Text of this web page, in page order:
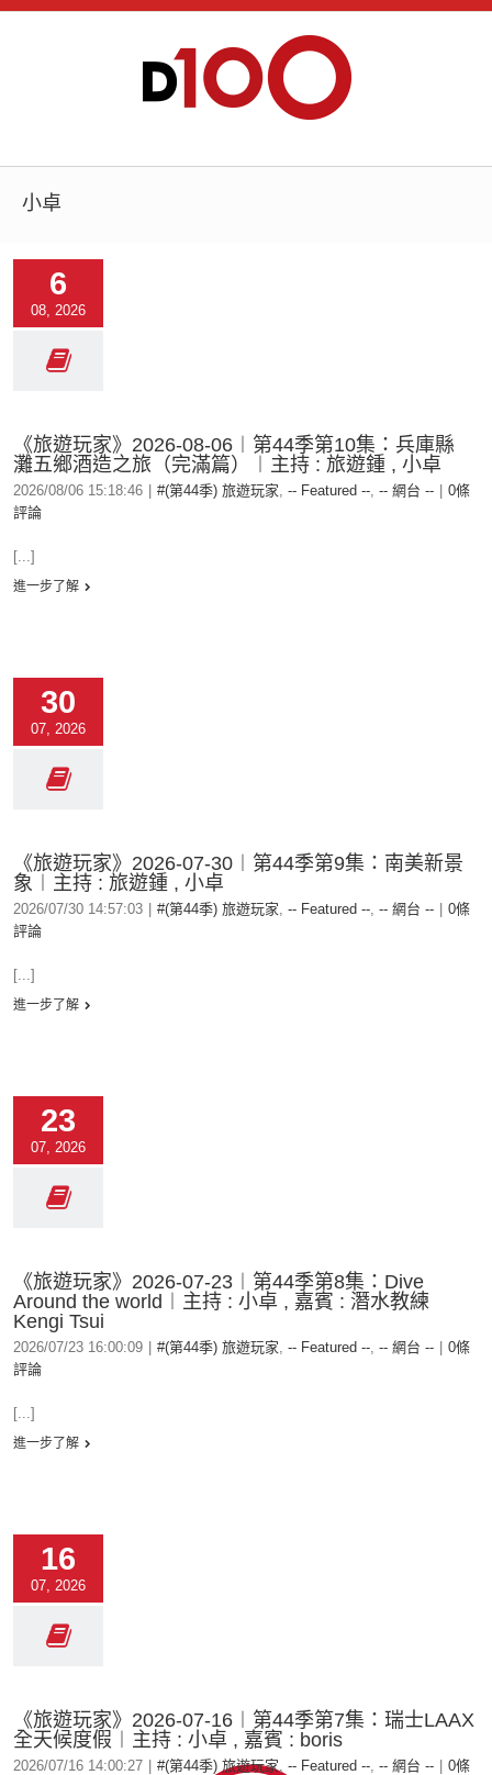
小卓
6
08, 2026
《旅遊玩家》2026-08-06︱第44季第10集：兵庫縣
灘五鄉酒造之旅（完滿篇）︱主持 : 旅遊鍾 , 小卓
2026/08/06 15:18:46 #(第44季) 旅遊玩家, -- Featured --, -- 網台 --
0條
評論
[...]
進一步了解
30
07, 2026
《旅遊玩家》2026-07-30︱第44季第9集：南美新景
象︱主持 : 旅遊鍾 , 小卓
2026/07/30 14:57:03 #(第44季) 旅遊玩家, -- Featured --, -- 網台 --
0條
評論
[...]
進一步了解
23
07, 2026
《旅遊玩家》2026-07-23︱第44季第8集：Dive
Around the world︱主持 : 小卓 , 嘉賓 : 潛水教練
Kengi Tsui
2026/07/23 16:00:09 #(第44季) 旅遊玩家, -- Featured --, -- 網台 --
0條
評論
[...]
進一步了解
16
07, 2026
《旅遊玩家》2026-07-16︱第44季第7集：瑞士LAAX
全天候度假︱主持 : 小卓 , 嘉賓 : boris
2026/07/16 14:00:27 #(第44季) 旅遊玩家, -- Featured --, -- 網台 --
0條